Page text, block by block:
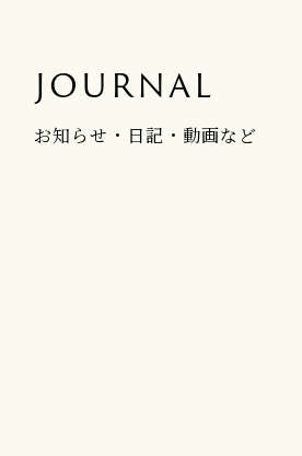
JOURNAL
お知らせ・日記・動画など